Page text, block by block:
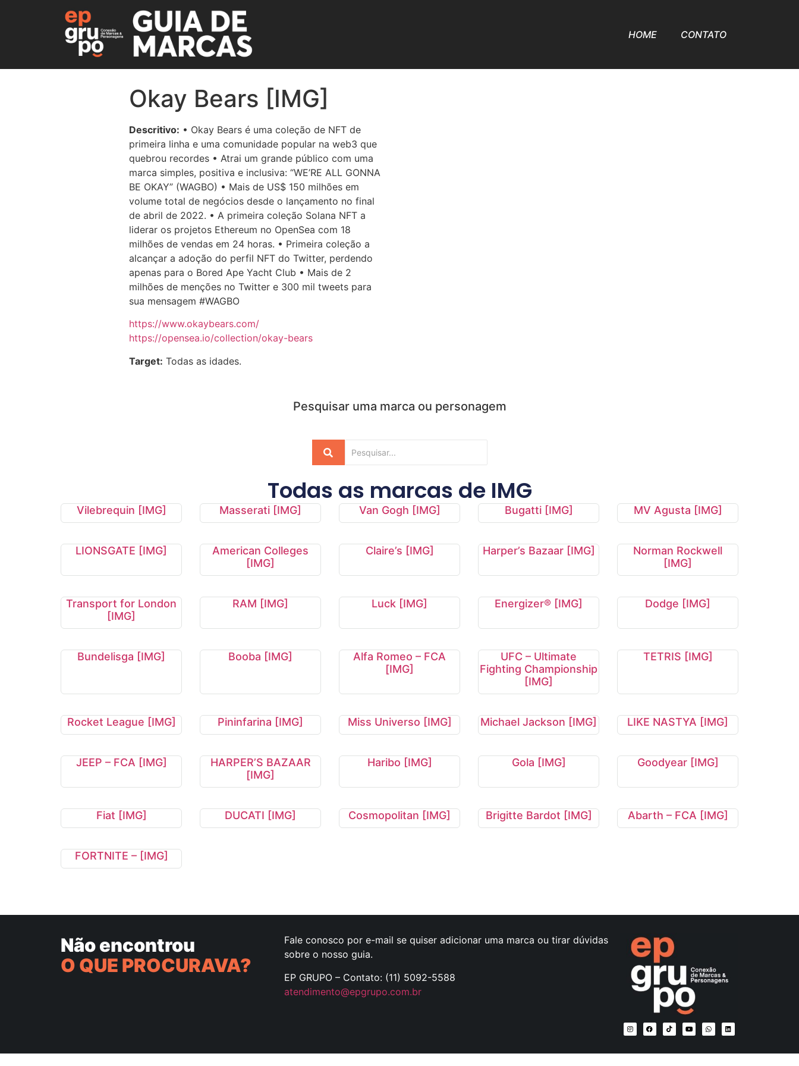
HOME CONTATO
Okay Bears [IMG]
Descritivo: • Okay Bears é uma coleção de NFT de
primeira linha e uma comunidade popular na web3 que
quebrou recordes • Atrai um grande público com uma
marca simples, positiva e inclusiva: “WE’RE ALL GONNA
BE OKAY” (WAGBO) • Mais de US$ 150 milhões em
volume total de negócios desde o lançamento no final
de abril de 2022. • A primeira coleção Solana NFT a
liderar os projetos Ethereum no OpenSea com 18
milhões de vendas em 24 horas. • Primeira coleção a
alcançar a adoção do perfil NFT do Twitter, perdendo
apenas para o Bored Ape Yacht Club • Mais de 2
milhões de menções no Twitter e 300 mil tweets para
sua mensagem #WAGBO
https://www.okaybears.com/
https://opensea.io/collection/okay-bears
Target: Todas as idades.
Pesquisar uma marca ou personagem
Todas as marcas de IMG
Vilebrequin [IMG] Masserati [IMG] Van Gogh [IMG] Bugatti [IMG] MV Agusta [IMG]
LIONSGATE [IMG]
American Colleges
[IMG]
Claire’s [IMG] Harper’s Bazaar [IMG]
Norman Rockwell
[IMG]
Transport for London
[IMG]
RAM [IMG] Luck [IMG] Energizer® [IMG] Dodge [IMG]
Bundelisga [IMG] Booba [IMG]
Alfa Romeo – FCA
[IMG]
UFC – Ultimate
Fighting Championship
[IMG]
TETRIS [IMG]
Rocket League [IMG] Pininfarina [IMG] Miss Universo [IMG] Michael Jackson [IMG] LIKE NASTYA [IMG]
JEEP – FCA [IMG]
HARPER’S BAZAAR
[IMG]
Haribo [IMG] Gola [IMG] Goodyear [IMG]
Fiat [IMG] DUCATI [IMG] Cosmopolitan [IMG] Brigitte Bardot [IMG] Abarth – FCA [IMG]
FORTNITE – [IMG]
Não encontrou
O QUE PROCURAVA?
Fale conosco por e-mail se quiser adicionar uma marca ou tirar dúvidas
sobre o nosso guia.
EP GRUPO – Contato: (11) 5092-5588
atendimento@epgrupo.com.br